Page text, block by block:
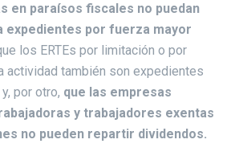
en paraísos fiscales no puedan
expedientes por fuerza mayor
los ERTEs por limitación o por
actividad también son expedientes
por otro, que las empresas
y trabajadores exentas
no pueden repartir dividendos.